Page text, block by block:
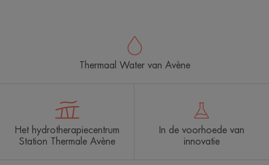
Thermaal Water van Avène
Het hydrotherapiecentrum
Station Thermale Avène
In de voorhoede van
innovatie